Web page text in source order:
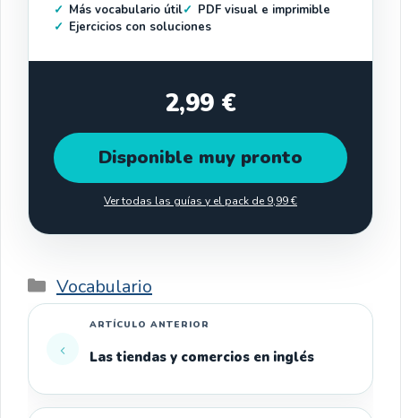
Más vocabulario útil
PDF visual e imprimible
Ejercicios con soluciones
2,99 €
Disponible muy pronto
Ver todas las guías y el pack de 9,99 €
Categorías
Vocabulario
Las tiendas y comercios en inglés